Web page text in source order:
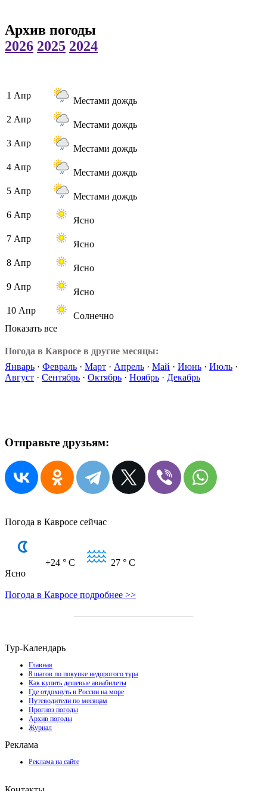
Архив погоды
2026 2025 2024
1 Апр
Местами дождь
2 Апр
Местами дождь
3 Апр
Местами дождь
4 Апр
Местами дождь
5 Апр
Местами дождь
6 Апр
Ясно
7 Апр
Ясно
8 Апр
Ясно
9 Апр
Ясно
10 Апр
Солнечно
Показать все
Погода в Кавросе в другие месяцы:
Январь · Февраль · Март · Апрель · Май · Июнь · Июль ·
Август · Сентябрь · Октябрь · Ноябрь · Декабрь
Отправьте друзьям:
Погода в Кавросе сейчас
+24 ° C 27 ° C
Ясно
Погода в Кавросе подробнее >>
Тур-Календарь
Главная
8 шагов по покупке недорогого тура
Как купить дешевые авиабилеты
Где отдохнуть в России на море
Путеводители по месяцам
Прогноз погоды
Архив погоды
Журнал
Реклама
Реклама на сайте